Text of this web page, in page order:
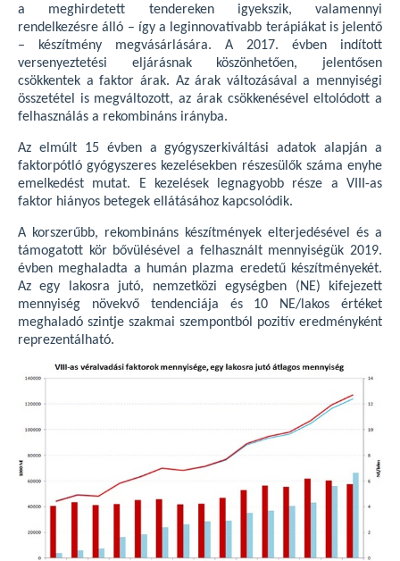
a meghirdetett tendereken igyekszik, valamennyi
rendelkezésre álló – így a leginnovatívabb terápiákat is jelentő
– készítmény megvásárlására. A 2017. évben indított
versenyeztetési eljárásnak köszönhetően, jelentősen
csökkentek a faktor árak. Az árak változásával a mennyiségi
összetétel is megváltozott, az árak csökkenésével eltolódott a
felhasználás a rekombináns irányba.
Az elmúlt 15 évben a gyógyszerkiváltási adatok alapján a
faktorpótló gyógyszeres kezelésekben részesülők száma enyhe
emelkedést mutat. E kezelések legnagyobb része a VIII-as
faktor hiányos betegek ellátásához kapcsolódik.
A korszerűbb, rekombináns készítmények elterjedésével és a
támogatott kör bővülésével a felhasznált mennyiségük 2019.
évben meghaladta a humán plazma eredetű készítményekét.
Az egy lakosra jutó, nemzetközi egységben (NE) kifejezett
mennyiség növekvő tendenciája és 10 NE/lakos értéket
meghaladó szintje szakmai szempontból pozitív eredményként
reprezentálható.